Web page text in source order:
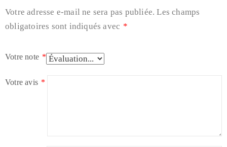
Votre adresse e-mail ne sera pas publiée. Les champs
obligatoires sont indiqués avec *
Votre note *
Votre avis *